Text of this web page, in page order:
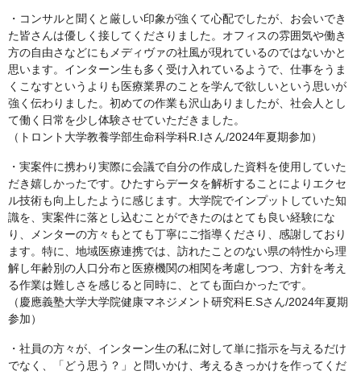
・コンサルと聞くと厳しい印象が強くて心配でしたが、お会いでき
た皆さんは優しく接してくださりました。オフィスの雰囲気や働き
方の自由さなどにもメディヴァの社風が現れているのではないかと
思います。インターン生も多く受け入れているようで、仕事をうま
くこなすというよりも医療業界のことを学んで欲しいという思いが
強く伝わりました。初めての作業も沢山ありましたが、社会人とし
て働く日常を少し体験させていただきました。
（トロント大学教養学部生命科学科R.Iさん/2024年夏期参加）
・実案件に携わり実際に会議で自分の作成した資料を使用していた
だき嬉しかったです。ひたすらデータを解析することによりエクセ
ル技術も向上したように感じます。大学院でインプットしていた知
識を、実案件に落とし込むことができたのはとても良い経験にな
り、メンターの方々もとても丁寧にご指導くださり、感謝しており
ます。特に、地域医療連携では、訪れたことのない県の特性から理
解し年齢別の人口分布と医療機関の相関を考慮しつつ、方針を考え
る作業は難しさを感じると同時に、とても面白かったです。
（慶應義塾大学大学院健康マネジメント研究科E.Sさん/2024年夏期
参加）
・社員の方々が、インターン生の私に対して単に指示を与えるだけ
でなく、「どう思う？」と問いかけ、考えるきっかけを作ってくだ